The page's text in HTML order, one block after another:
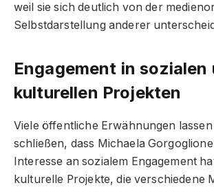
weil sie sich deutlich von der
Selbstdarstellung anderer
Engagement in sozialen
kulturellen Projekten
Viele öffentliche Erwähnungen
schließen, dass Michaela
Interesse an sozialem Engagement
kulturelle Projekte, die verschiedene